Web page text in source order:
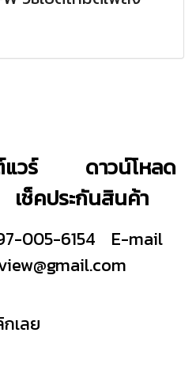
วร์
ดาวน์โหลด
เช็คประกันสินค้า
005-6154
E-mail
เลย